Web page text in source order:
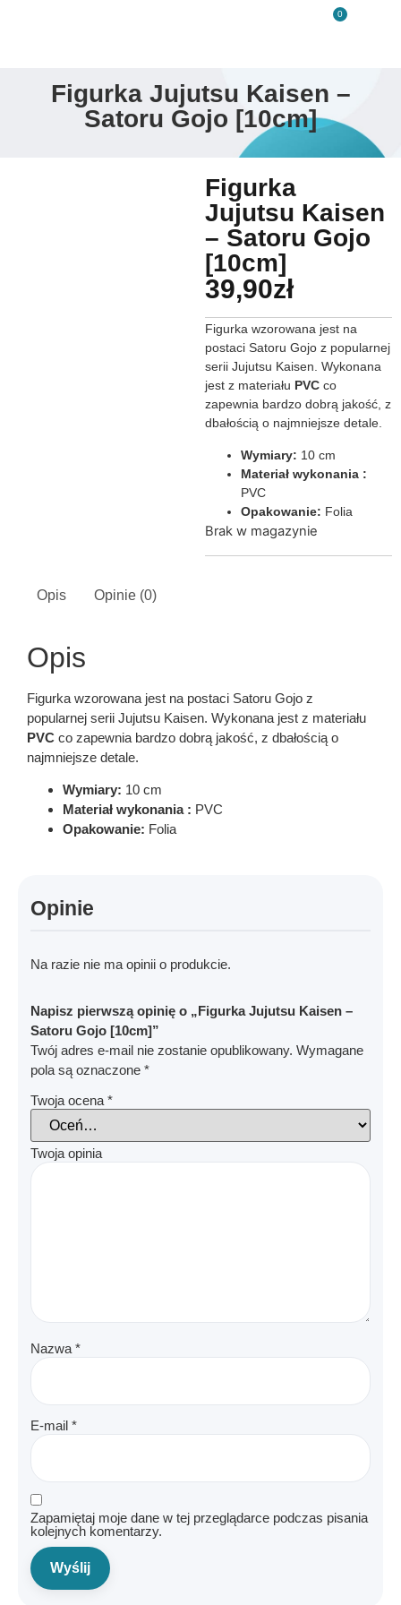
0
Figurka Jujutsu Kaisen –
Satoru Gojo [10cm]
Figurka
Jujutsu Kaisen
– Satoru Gojo
[10cm]
39,90zł
Figurka wzorowana jest na
postaci Satoru Gojo z popularnej
serii Jujutsu Kaisen. Wykonana
jest z materiału PVCco
zapewnia bardzo dobrą jakość, z
dbałością o najmniejsze detale.
Wymiary: 10 cm
Materiał wykonania :
PVC
Opakowanie: Folia
Brak w magazynie
Opis Opinie (0)
Opis
Figurka wzorowana jest na postaci Satoru Gojo z
popularnej serii Jujutsu Kaisen. Wykonana jest z materiału
PVC co zapewnia bardzo dobrą jakość, z dbałością o
najmniejsze detale.
Wymiary: 10 cm
Materiał wykonania : PVC
Opakowanie: Folia
Opinie
Na razie nie ma opinii o produkcie.
Napisz pierwszą opinię o „Figurka Jujutsu Kaisen –
Satoru Gojo [10cm]”
Twój adres e-mail nie zostanie opublikowany. Wymagane
pola są oznaczone *
Twoja ocena *
Twoja opinia
Nazwa *
E-mail *
Zapamiętaj moje dane w tej przeglądarce podczas pisania
kolejnych komentarzy.